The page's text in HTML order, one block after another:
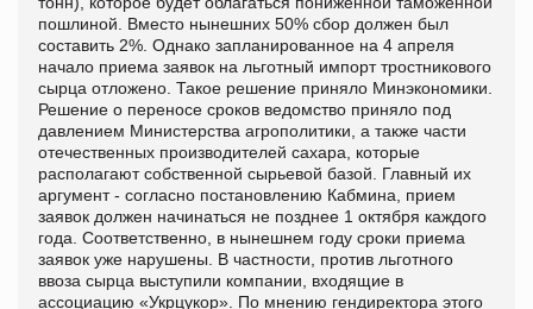
пошлиной. Вместо нынешних 50% сбор должен был
составить 2%. Однако запланированное на 4 апреля
начало приема заявок на льготный импорт тростникового
сырца отложено. Такое решение приняло Минэкономики.
Решение о переносе сроков ведомство приняло под
давлением Министерства агрополитики, а также части
отечественных производителей сахара, которые
располагают собственной сырьевой базой. Главный их
аргумент - согласно постановлению Кабмина, прием
заявок должен начинаться не позднее 1 октября каждого
года. Соответственно, в нынешнем году сроки приема
заявок уже нарушены. В частности, против льготного
ввоза сырца выступили компании, входящие в
ассоциацию «Укрцукор». По мнению гендиректора этого